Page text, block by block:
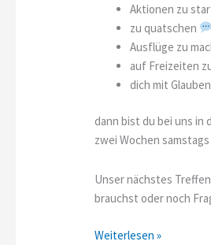
Aktionen zu
zu quatschen
Ausflüge zu
auf Freizeiten
dich mit
dann bist du bei uns in
zwei Wochen samstags
Unser nächstes
brauchst oder noch
Konfi,
Weiterlesen »